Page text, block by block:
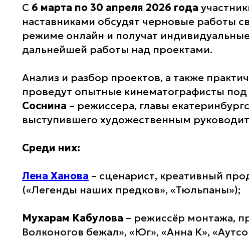
С 6 марта по 30 апреля 2026 года
наставниками обсудят черновые работы
режиме онлайн и получат
дальнейшей работы над проектами.
Анализ и разбор проектов, а также
проведут опытные кинематографисты
Соснина – режиссера, главы
выступившего художественным
Среди них:
Лена Ханова – сценарист, креативный
(«Легенды наших предков», «Тюльпаны»);
Мухарам Кабулова – режиссёр монтажа,
Волконогов бежал», «Юг», «Анна К»,